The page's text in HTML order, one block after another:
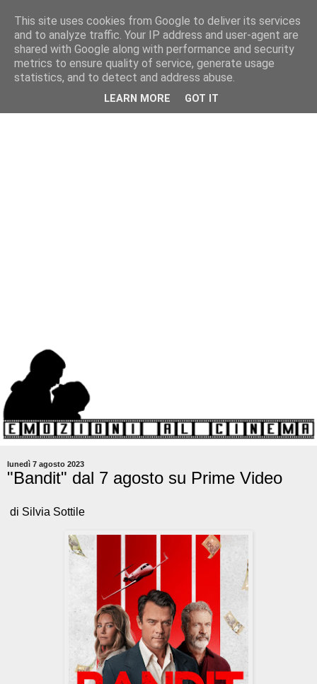
lunedì 7 agosto 2023
"Bandit" dal 7 agosto su Prime Video
di Silvia Sottile
This site uses cookies from Google to deliver its services
and to analyze traffic. Your IP address and user-agent are
shared with Google along with performance and security
metrics to ensure quality of service, generate usage
statistics, and to detect and address abuse.
LEARN MORE GOT IT